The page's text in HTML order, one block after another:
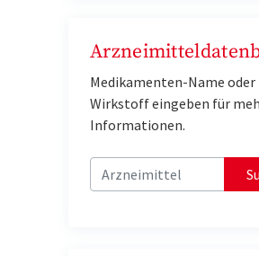
Medikamenten-Name oder
Wirkstoff eingeben für
Informationen.